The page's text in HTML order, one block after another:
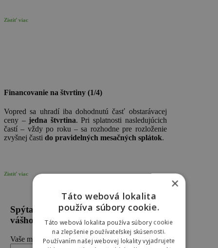
Zistiť viac
Financovanie na štvrtiny (1/4)
Vopred sa uhradí iba dohodnutú časť obstarávacej
ceny – jedna štvrtina. Pri splatnosti nasledujúcich
častí – vždy po roku – sa rozhodne pre rozloženie
zvyšnej časti do pravidelných mesačných splátok.
Zistiť viac
Spýtajte sa na možnosti financovania
vášho nového vozidla Škoda
Vaše meno (povinné)
×
Táto webová lokalita
používa súbory cookie.
Táto webová lokalita používa súbory cookie
na zlepšenie používateľskej skúsenosti.
Používaním našej webovej lokality vyjadrujete